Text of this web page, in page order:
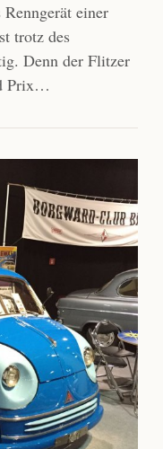
einer
trotz des
Denn der Flitzer
Prix…